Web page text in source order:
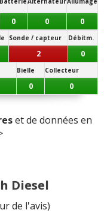
0 0 0
Sonde / capteur Débitm.
2 0
Bielle Collecteur
0 0
et de données en
Diesel
de l'avis)